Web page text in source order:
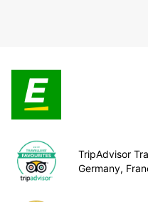
TripAdvisor
Germany,